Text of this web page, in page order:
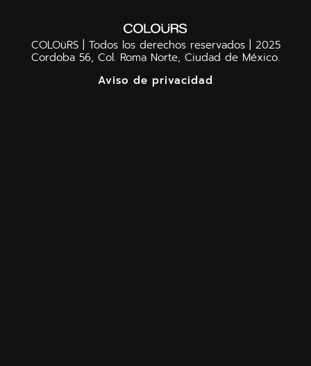
COLOüRS | Todos los derechos reservados | 2025
Cordoba 56, Col. Roma Norte, Ciudad de México.
Aviso de privacidad